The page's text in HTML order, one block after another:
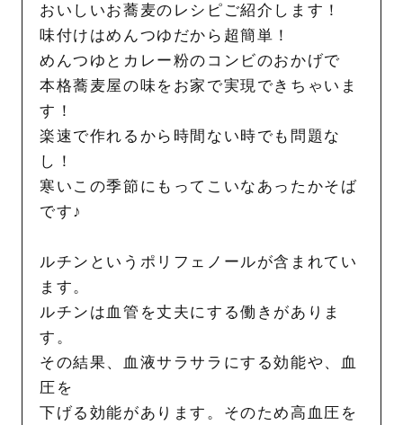
おいしいお蕎麦のレシピご紹介します！
味付けはめんつゆだから超簡単！
めんつゆとカレー粉のコンビのおかげで
本格蕎麦屋の味をお家で実現できちゃいま
す！
楽速で作れるから時間ない時でも問題な
し！
寒いこの季節にもってこいなあったかそば
です♪
ルチンというポリフェノールが含まれてい
ます。
ルチンは血管を丈夫にする働きがありま
す。
その結果、血液サラサラにする効能や、血
圧を
下げる効能があります。そのため高血圧を